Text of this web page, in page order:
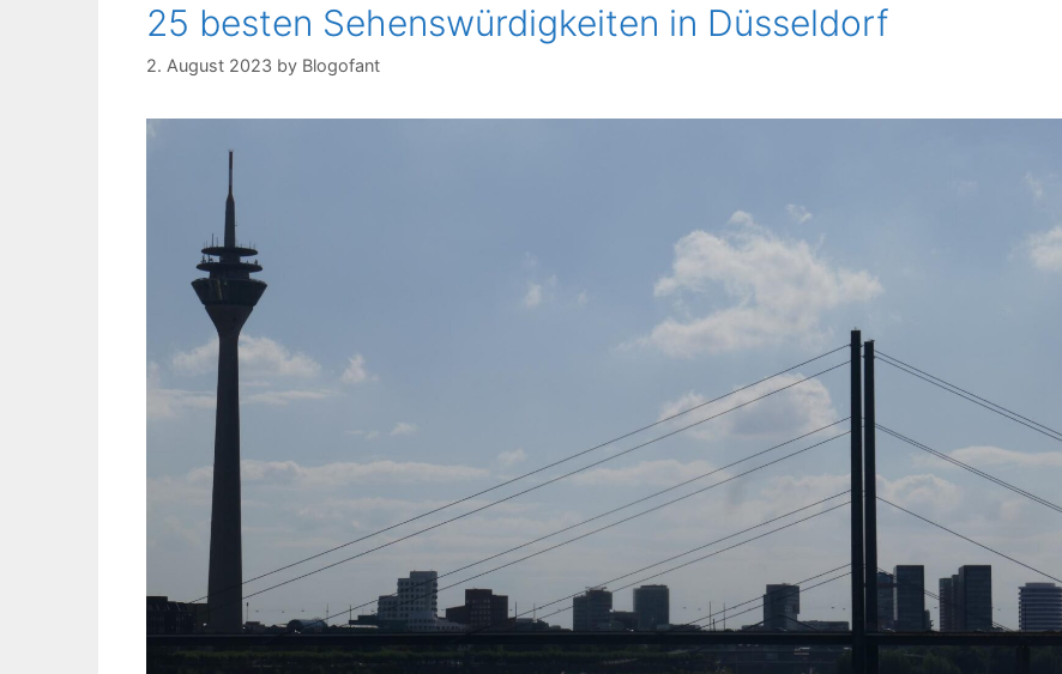
25 besten Sehenswürdigkeiten in Düsseldorf
2. August 2023 by Blogofant